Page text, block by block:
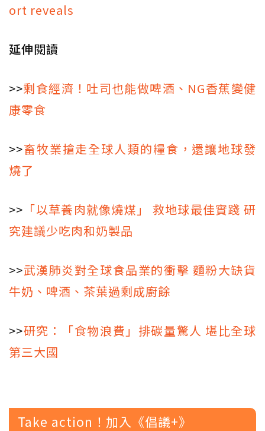
ort reveals
延伸閱讀
>>剩食經濟！吐司也能做啤酒、NG香蕉變健
康零食
>>畜牧業搶走全球人類的糧食，還讓地球發
燒了
>> 「以草養肉就像燒煤」 救地球最佳實踐 研
究建議少吃肉和奶製品
>>武漢肺炎對全球食品業的衝擊 麵粉大缺貨
牛奶、啤酒、茶葉過剩成廚餘
>>研究：「食物浪費」排碳量驚人 堪比全球
第三大國
Take action！加入《倡議+》